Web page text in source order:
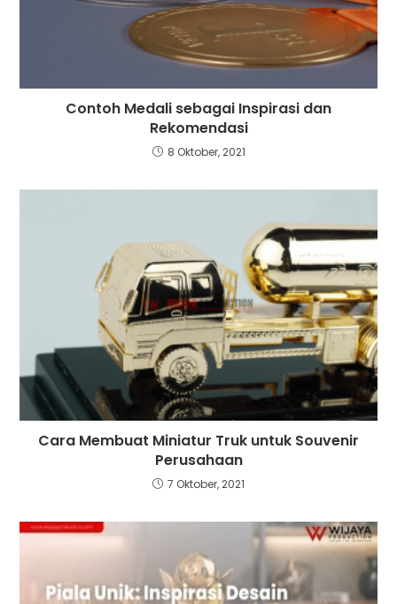
Contoh Medali sebagai Inspirasi dan
Rekomendasi
8 Oktober, 2021
Cara Membuat Miniatur Truk untuk Souvenir
Perusahaan
7 Oktober, 2021